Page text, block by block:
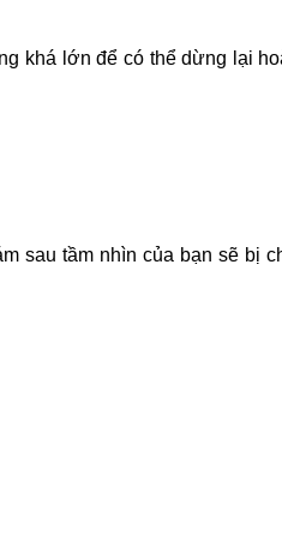
khá lớn để có thể dừng lại
sau tầm nhìn của bạn sẽ bị